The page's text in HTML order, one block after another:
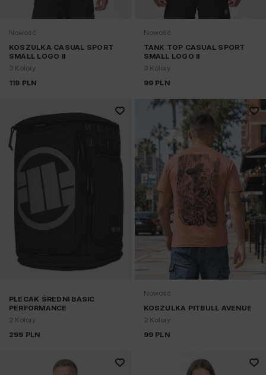
Nowość
KOSZULKA CASUAL SPORT
SMALL LOGO II
3 Kolory
119 PLN
Nowość
TANK TOP CASUAL SPORT
SMALL LOGO II
3 Kolory
99 PLN
PLECAK ŚREDNI BASIC
PERFORMANCE
2 Kolory
299 PLN
Nowość
KOSZULKA PITBULL AVENUE
2 Kolory
99 PLN